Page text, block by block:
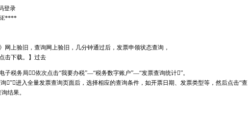
登录
网上验旧，查询网上验旧，几分钟通过后，发票申领状态查询，
击下载。】过去
税务局，依次点击“我要办税”—“税务数字账户”—“发票查询统计”。
”，进入全量发票查询页面后，选择相应的查询条件，如开票日期、发票类型等，然后点击“查
结果。